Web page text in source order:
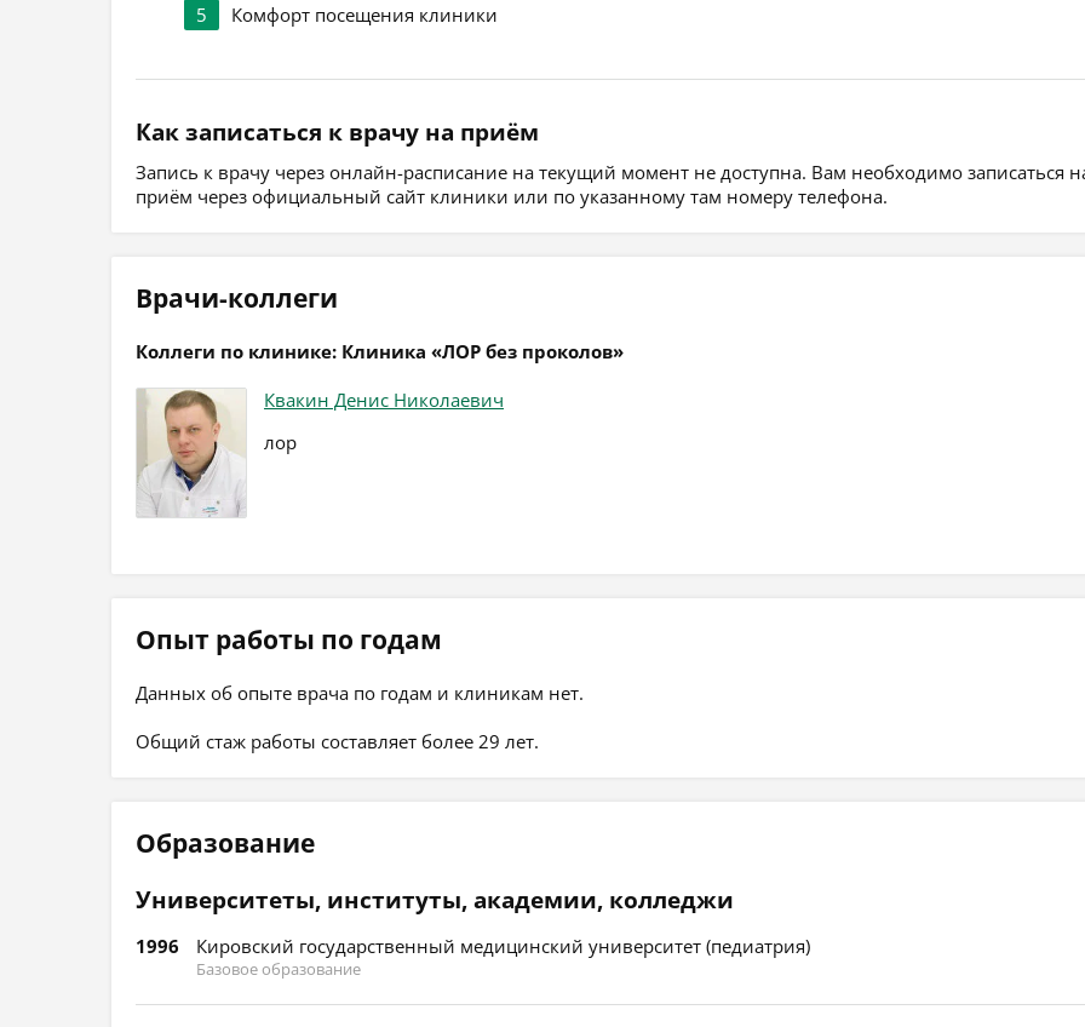
5
Комфорт посещения клиники
Как записаться к врачу на приём
Запись к врачу через онлайн-расписание на текущий момент не доступна. Вам необходимо записаться
приём через официальный сайт клиники или по указанному там номеру телефона.
Врачи-коллеги
Коллеги по клинике: Клиника «ЛОР без проколов»
Квакин Денис Николаевич
лор
Опыт работы по годам
Данных об опыте врача по годам и клиникам нет.
Общий стаж работы составляет более 29 лет.
Образование
Университеты, институты, академии, колледжи
1996 Кировский государственный медицинский университет (педиатрия)
Базовое образование